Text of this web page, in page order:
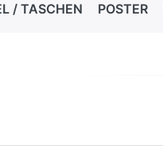
/ TASCHEN POSTER